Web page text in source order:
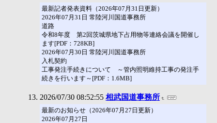
最新記者発表資料（2026年07月31日更新）
2026年07月31日 常陸河川国道事務所
道路
令和8年度 第2回茨城県地下占用物等連絡会議を開催し
ます[PDF：728KB]
2026年07月30日 常陸河川国道事務所
入札契約
工事発注手続きについて ～管内照明維持工事の発注手
続きを行います～[PDF：1.6MB]
2026/07/30 08:52:55 相武国道事務所
最新のお知らせ（2026年07月27日更新）
2026年07月27日